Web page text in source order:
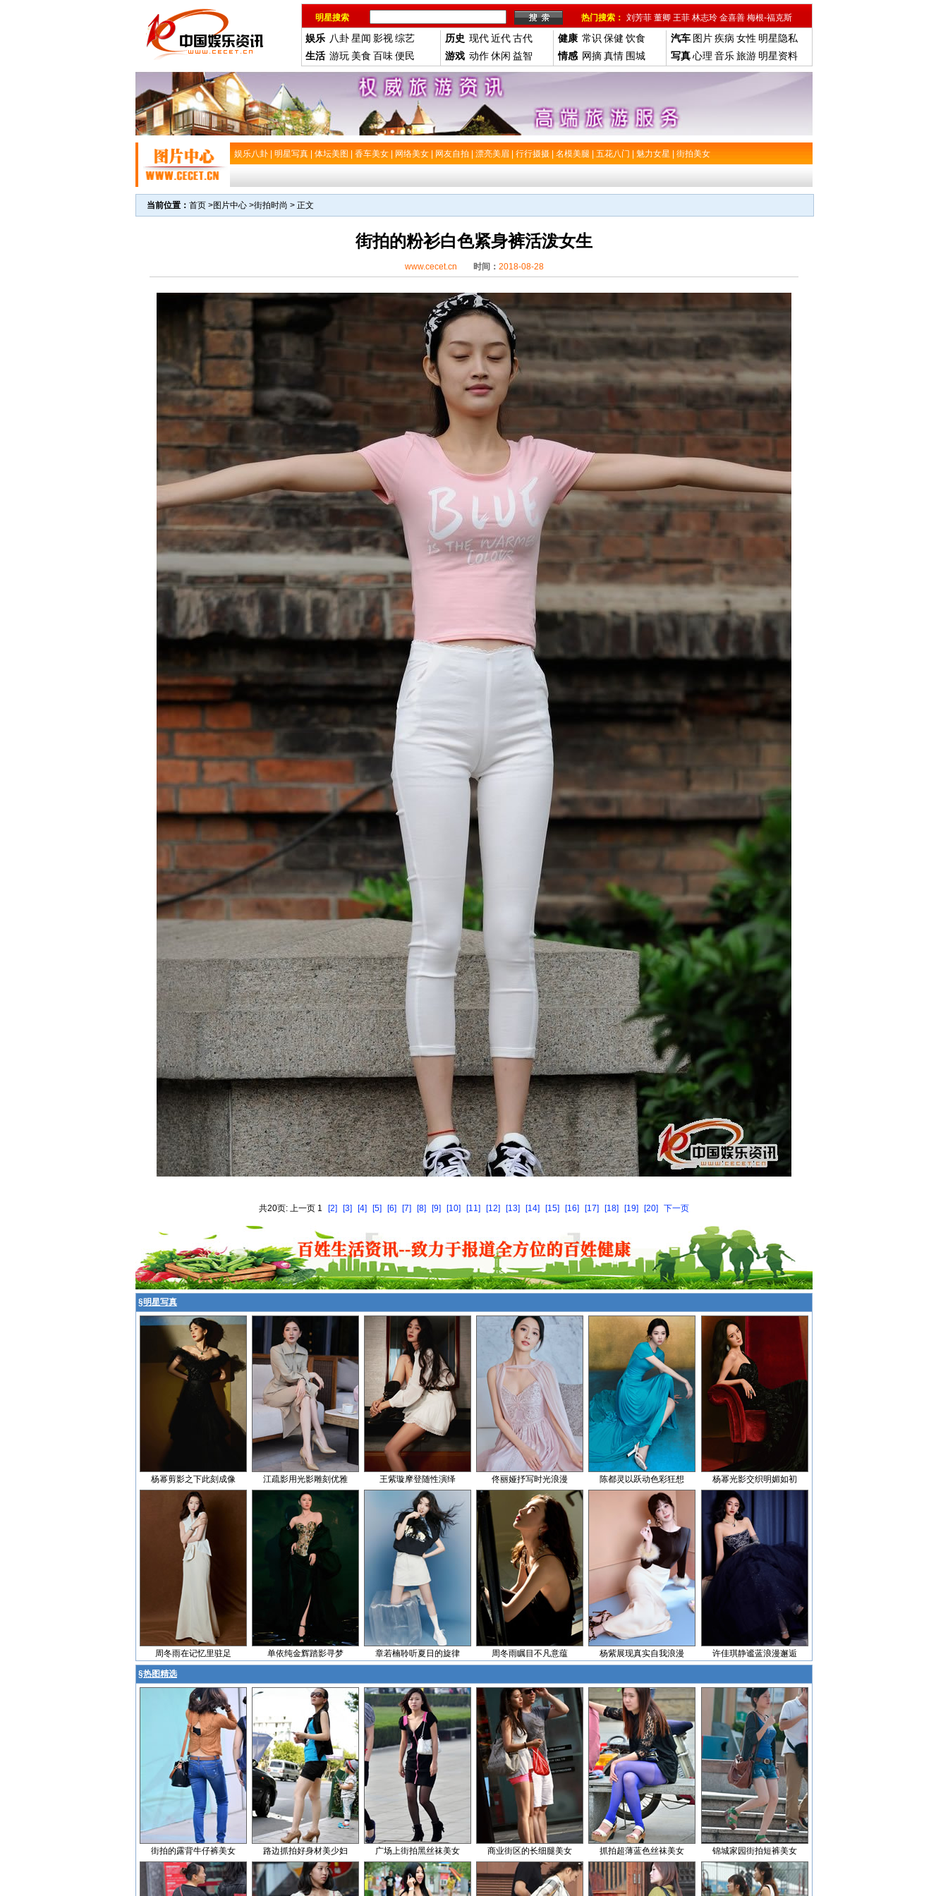
明星搜索 热门搜索： 刘芳菲 董卿 王菲 林志玲 金喜善 梅根-福克斯
娱乐 八卦星闻 影视综艺
生活 游玩 美食 百味便民
历史 现代近代古代
游戏 动作休闲 益智
健康 常识 保健 饮食
情感 网摘真情 围城
汽车 图片疾病 女性 明星隐私
写真心理 音乐旅游 明星资料
娱乐八卦 明星写真 体坛美图 香车美女 网络美女 网友自拍 漂亮美眉 行行摄摄 名模美腿 五花八门 魅力女星 街拍美女
当前位置： 首页 >图片中心 >街拍时尚 > 正文
街拍的粉衫白色紧身裤活泼女生
www.cecet.cn 时间： 2018-08-28
共20页: 上一页 1 [2] [3] [4] [5] [6] [7] [8] [9] [10] [11] [12] [13] [14] [15] [16] [17] [18] [19] [20] 下一页
§明星写真
杨幂剪影之下此刻成像 江疏影用光影雕刻优雅 王紫璇摩登随性演绎 佟丽娅抒写时光浪漫 陈都灵以跃动色彩狂想 杨幂光影交织明媚如初
周冬雨在记忆里驻足 单依纯金辉踏影寻梦 章若楠聆听夏日的旋律 周冬雨瞩目不凡意蕴 杨紫展现真实自我浪漫 许佳琪静谧蓝浪漫邂逅
§热图精选
街拍的露背牛仔裤美女 路边抓拍好身材美少妇 广场上街拍黑丝袜美女 商业街区的长细腿美女 抓拍超薄蓝色丝袜美女 锦城家园街拍短裤美女